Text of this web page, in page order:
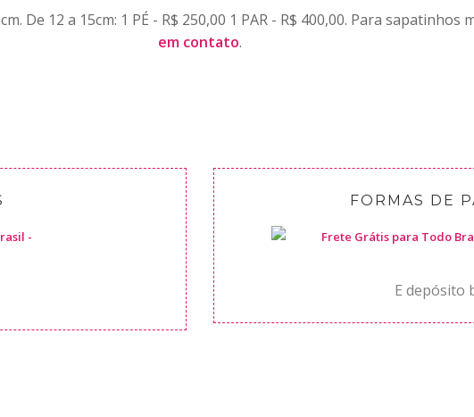
De 12 a 15cm: 1 PÉ - R$ 250,00 1 PAR - R$ 400,00. Para sapatinhos
em contato.
FORMAS DE
E depósito